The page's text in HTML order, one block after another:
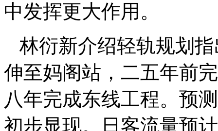
中发挥更大作用。
林衍新介绍轻轨规划
伸至妈阁站，二五年前
八年完成东线工程。预
初步显现。日客流量预